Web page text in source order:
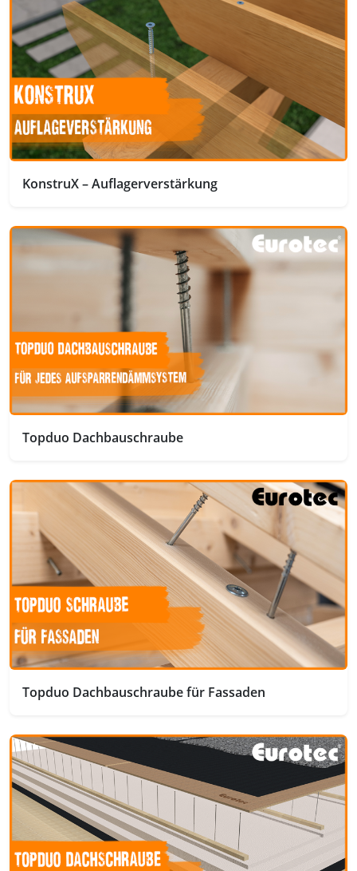
KonstruX – Auflagerverstärkung
Topduo Dachbauschraube
Topduo Dachbauschraube für Fassaden